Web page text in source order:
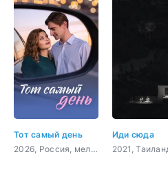
Тот самый день
2026, Россия, мелодрама
Иди сюда